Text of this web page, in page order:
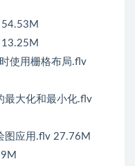
使用栅格布局.flv
最大化和最小化.flv
图应用.flv 27.76M